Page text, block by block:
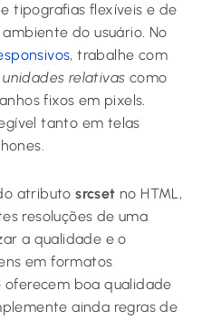
tipografias flexíveis e de
do usuário. No
, trabalhe com
unidades relativas como
fixos em pixels.
tanto em telas
atributosrcset no HTML,
resoluções de uma
a qualidade e o
em formatos
oferecem boa qualidade
ainda regras de